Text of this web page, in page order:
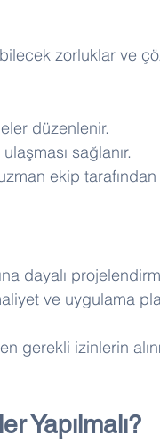
zorluklar ve
düzenlenir.
sağlanır.
ekip
dayalı
ve uygulama
gerekli izinlerin
Yapılmalı?